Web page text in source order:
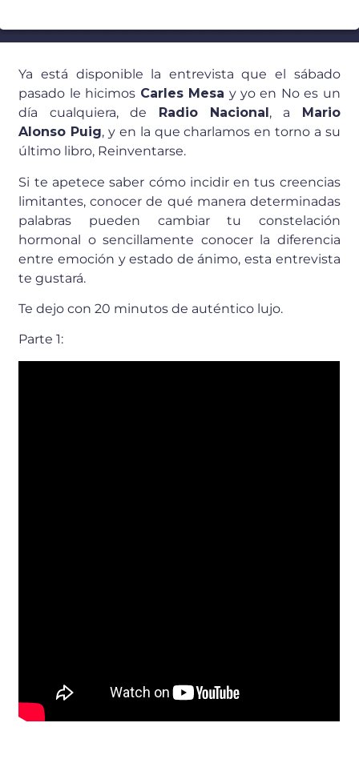
Ya está disponible la entrevista que el sábado
pasado le hicimos Carles Mesa y yo en No es un
día cualquiera, de
Radio Nacional , a
Mario
Alonso Puig, y en la que charlamos en torno a su
último libro, Reinventarse.
Si te apetece saber cómo incidir en tus creencias
limitantes, conocer de qué manera determinadas
palabras pueden cambiar tu constelación
hormonal o sencillamente conocer la diferencia
entre emoción y estado de ánimo, esta entrevista
te gustará.
Te dejo con 20 minutos de auténtico lujo.
Parte 1: